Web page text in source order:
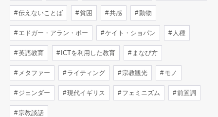
伝えないことば 貧困 共感 動物
エドガー・アラン・ポー ケイト・ショパン 人種
英語教育 ICTを利用した教育 まなび方
メタファー ライティング 宗教観光 モノ
ジェンダー 現代イギリス フェミニズム 前置詞
宗教談話